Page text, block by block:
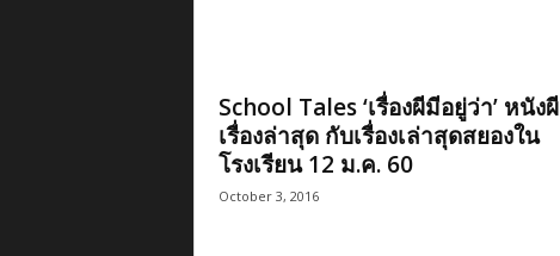
School Tales ‘เรื่องผีมีอยู่ว่า’ หนังผี
เรื่องล่าสุด กับเรื่องเล่าสุดสยองใน
โรงเรียน 12 ม.ค. 60
October 3, 2016